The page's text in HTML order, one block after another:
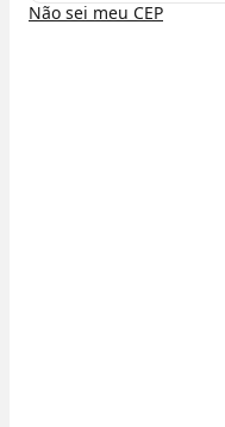
Não sei meu CEP